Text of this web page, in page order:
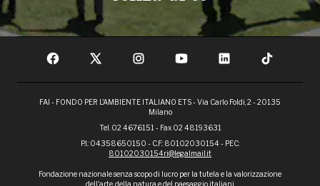
FAI - FONDO PER L'AMBIENTE ITALIANO ETS - Via Carlo Foldi, 2 - 20135
Milano
Tel. 02 4676151 - Fax 02 48193631
P.I.: 04358650150 - C.F.: 80102030154 - PEC:
80102030154ri@legalmail.it
Fondazione nazionale senza scopo di lucro per la tutela e la valorizzazione
dell'arte, della natura e del paesaggio italiani.